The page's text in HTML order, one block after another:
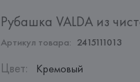
Рубашка VALDA из
Артикул товара: 2415111013
Цвет: Кремовый